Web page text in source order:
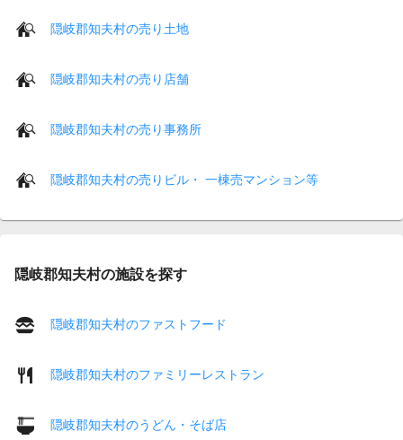
隠岐郡知夫村の売り土地
隠岐郡知夫村の売り店舗
隠岐郡知夫村の売り事務所
隠岐郡知夫村の売りビル・ 一棟売マンション等
隠岐郡知夫村の施設を探す
隠岐郡知夫村のファストフード
隠岐郡知夫村のファミリーレストラン
隠岐郡知夫村のうどん・そば店